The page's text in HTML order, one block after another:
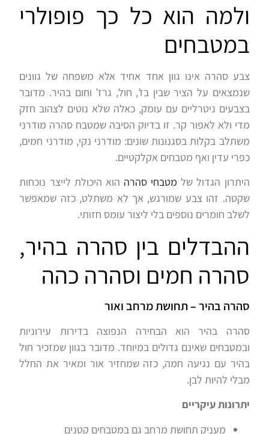
ולמה הוא כל כך פופולרי
במטבחים
צבע סהרה אינו גוון אחד אחיד אלא משפחה של גוונים
שנמצאים על הציר שבין בז’, חול, גרז’ וחום בהיר. מדובר
בצבעים ניטרליים עם עומק, כאלה שלא נוטים לצהוב חזק
מדי ולא לאפור קר. זו בדיוק הסיבה שמטבח סהרה מודרני
משתלב בקלות בסגנונות שונים: מודרני נקי, מודרני חמים,
כפרי עדין ואף מטבחים אקלקטיים.
היתרון הגדול של מטבחי סהרה הוא היכולת לייצר נוכחות
שקטה. זהו צבע שמורגש, אך לא משתלט, כזה שמאפשר
לשלב חומרים נוספים בלי ליצור עומס חזותי.
ההבדלים בין סהרה בהיר,
סהרה חמים וסהרה כהה
סהרה בהיר – תחושת מרחב ואור
סהרה בהיר הוא הבחירה הנפוצה בדירות עירוניות
ובמטבחים שאינם גדולים במיוחד. מדובר בגוון שמזכיר חול
בהיר עם נגיעה חמה, כזה שמחזיר אור ומאיר את החלל
מבלי להיות לבן.
יתרונות עיקריים
מעניק תחושת מרחב גם במטבחים קטנים